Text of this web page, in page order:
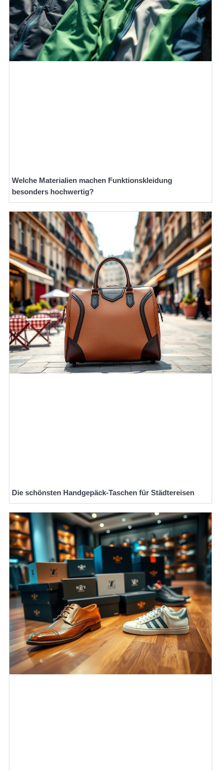
Welche Materialien machen Funktionskleidung
besonders hochwertig?
Die schönsten Handgepäck-Taschen für Städtereisen